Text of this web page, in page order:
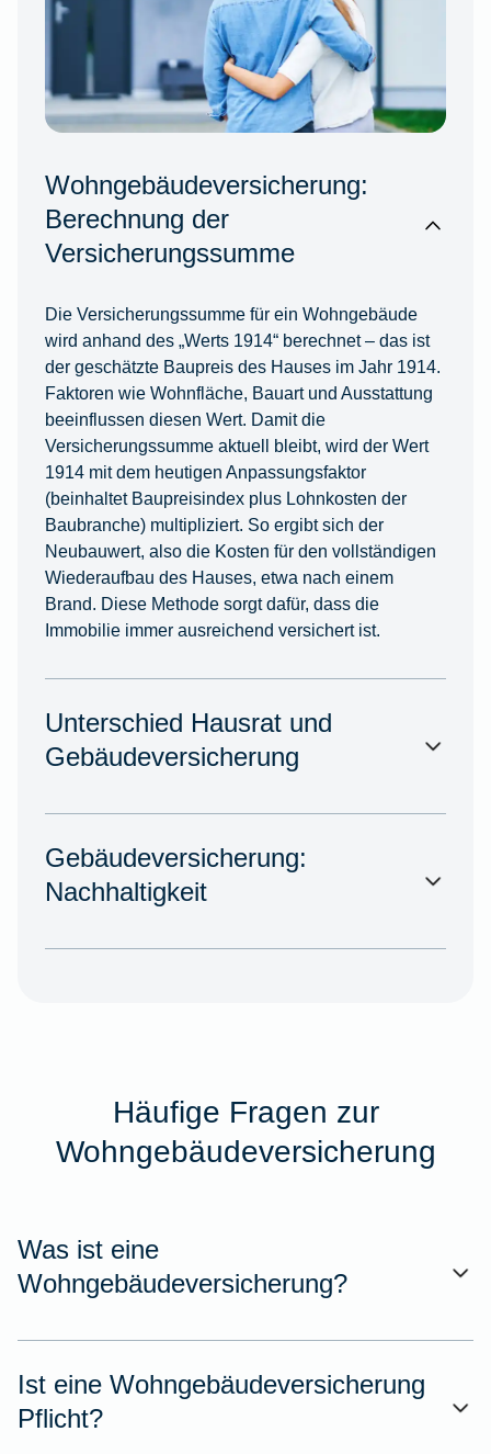
Wohngebäudeversicherung:
Berechnung der
Versicherungssumme
Die Versicherungssumme für ein Wohngebäude
wird anhand des „Werts 1914“ berechnet – das ist
der geschätzte Baupreis des Hauses im Jahr 1914.
Faktoren wie Wohnfläche, Bauart und Ausstattung
beeinflussen diesen Wert. Damit die
Versicherungssumme aktuell bleibt, wird der Wert
1914 mit dem heutigen Anpassungsfaktor
(beinhaltet Baupreisindex plus Lohnkosten der
Baubranche) multipliziert. So ergibt sich der
Neubauwert, also die Kosten für den vollständigen
Wiederaufbau des Hauses, etwa nach einem
Brand. Diese Methode sorgt dafür, dass die
Immobilie immer ausreichend versichert ist.
Unterschied Hausrat und
Gebäudeversicherung
Gebäudeversicherung:
Nachhaltigkeit
Häufige Fragen zur
Wohngebäudeversicherung
Was ist eine
Wohngebäudeversicherung?
Ist eine Wohngebäudeversicherung
Pflicht?